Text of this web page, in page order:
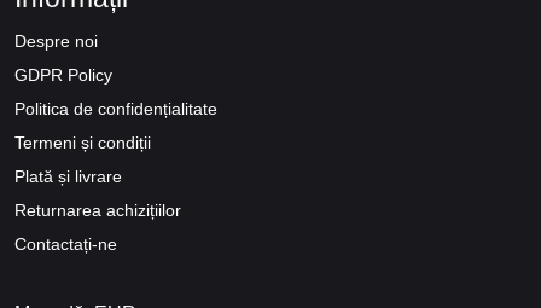
Despre noi
GDPR Policy
Politica de confidențialitate
Termeni și condiții
Plată și livrare
Returnarea achizițiilor
Contactați-ne